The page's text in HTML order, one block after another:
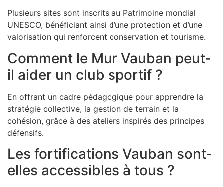
Plusieurs sites sont inscrits au Patrimoine mondial
UNESCO, bénéficiant ainsi d’une protection et d’une
valorisation qui renforcent conservation et tourisme.
Comment le Mur Vauban peut-
il aider un club sportif ?
En offrant un cadre pédagogique pour apprendre la
stratégie collective, la gestion de terrain et la
cohésion, grâce à des ateliers inspirés des principes
défensifs.
Les fortifications Vauban sont-
elles accessibles à tous ?